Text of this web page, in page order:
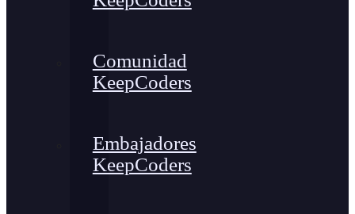
Comunidad
KeepCoders
Embajadores
KeepCoders